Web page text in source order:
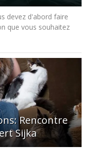
devez d'abord faire
que vous souhaitez
Rencontre
Sijka